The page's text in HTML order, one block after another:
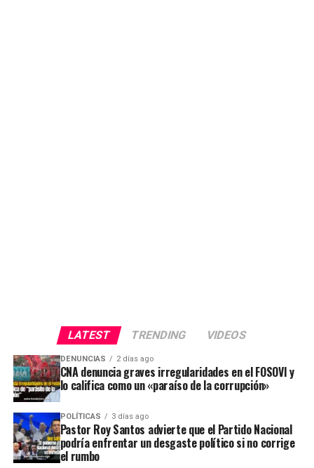
LATEST TRENDING VIDEOS
DENUNCIAS 2 días ago
CNA denuncia graves irregularidades en el FOSOVI y
lo califica como un «paraíso de la corrupción»
POLÍTICAS 3 días ago
Pastor Roy Santos advierte que el Partido Nacional
podría enfrentar un desgaste político si no corrige
el rumbo